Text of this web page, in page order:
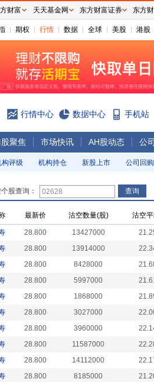
期权 行情 数据 全球 美股 港股
行情中心 数据中心 手机站
聚焦 市场快讯 AH股动态 公
构评级 机构持仓 新股上市 公司回购
股查询：
最新价 沽空数量(股) 沽空
28.800 13427000
28.800 13914000
28.800 8428000
28.800 5997000
28.800 1868000
28.800 3027000
28.800 3960000
28.800 11587000
28.800 14112000
28.800 8185000
财富 天天基金网 东方财富证券 东方